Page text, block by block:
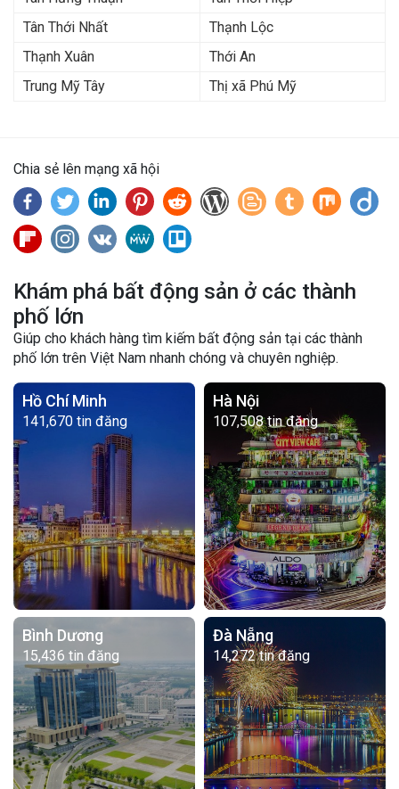
Tân Thới Nhất
Thạnh Lộc
Thạnh Xuân
Thới An
Trung Mỹ Tây
Thị xã Phú Mỹ
Chia sẻ lên mạng xã hội
Khám phá bất động sản ở các thành
phố lớn
Giúp cho khách hàng tìm kiếm bất động sản tại các thành
phố lớn trên Việt Nam nhanh chóng và chuyên nghiệp.
Hồ Chí Minh
141,670 tin đăng
Hà Nội
107,508 tin đăng
Bình Dương
15,436 tin đăng
Đà Nẵng
14,272 tin đăng